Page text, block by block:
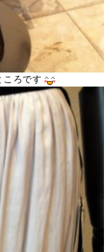
ころです